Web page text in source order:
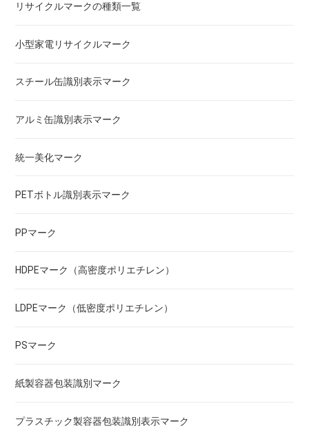
リサイクルマークの種類一覧
小型家電リサイクルマーク
スチール缶識別表示マーク
アルミ缶識別表示マーク
統一美化マーク
PETボトル識別表示マーク
PPマーク
HDPEマーク（高密度ポリエチレン）
LDPEマーク（低密度ポリエチレン）
PSマーク
紙製容器包装識別マーク
プラスチック製容器包装識別表示マーク